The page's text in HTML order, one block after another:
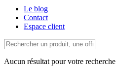
Le blog
Contact
Espace client
Aucun résultat pour votre recherche